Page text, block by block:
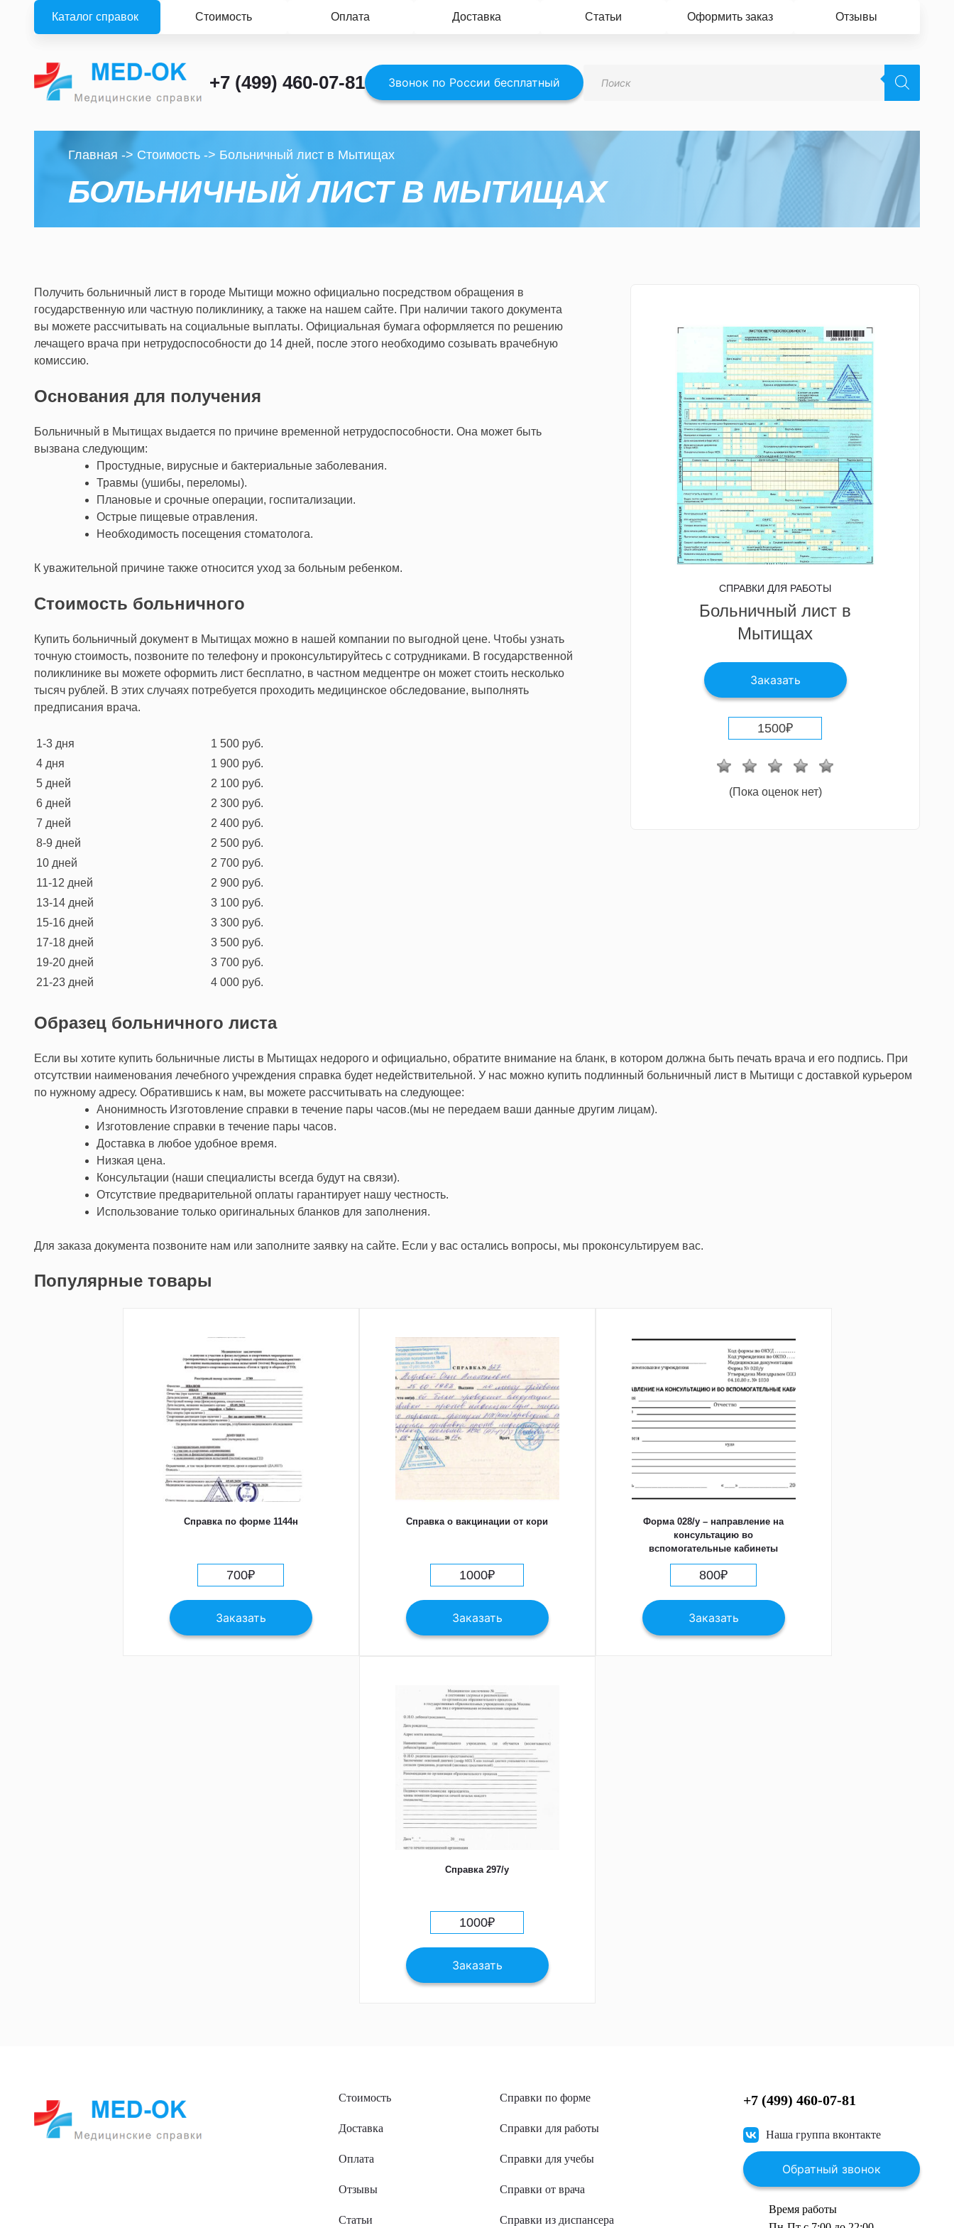
Каталог справок Стоимость Оплата Доставка Статьи Оформить заказ Отзывы
+7 (499) 460-07-81 Звонок по России бесплатный
товаров
Главная -> Стоимость -> Больничный лист в Мытищах
БОЛЬНИЧНЫЙ ЛИСТ В МЫТИЩАХ
СПРАВКИ ДЛЯ РАБОТЫ
Больничный лист в
Мытищах
Заказать
1500₽
(Пока оценок нет)
Получить больничный лист в городе Мытищи можно официально посредством обращения в
государственную или частную поликлинику, а также на нашем сайте. При наличии такого документа
вы можете рассчитывать на социальные выплаты. Официальная бумага оформляется по решению
лечащего врача при нетрудоспособности до 14 дней, после этого необходимо созывать врачебную
комиссию.
Основания для получения
Больничный в Мытищах выдается по причине временной нетрудоспособности. Она может быть
вызвана следующим:
Простудные, вирусные и бактериальные заболевания.
Травмы (ушибы, переломы).
Плановые и срочные операции, госпитализации.
Острые пищевые отравления.
Необходимость посещения стоматолога.
К уважительной причине также относится уход за больным ребенком.
Стоимость больничного
Купить больничный документ в Мытищах можно в нашей компании по выгодной цене. Чтобы узнать
точную стоимость, позвоните по телефону и проконсультируйтесь с сотрудниками. В государственной
поликлинике вы можете оформить лист бесплатно, в частном медцентре он может стоить несколько
тысяч рублей. В этих случаях потребуется проходить медицинское обследование, выполнять
предписания врача.
1-3 дня
1 500 руб.
4 дня
1 900 руб.
5 дней
2 100 руб.
6 дней
2 300 руб.
7 дней
2 400 руб.
8-9 дней
2 500 руб.
10 дней
2 700 руб.
11-12 дней
2 900 руб.
13-14 дней
3 100 руб.
15-16 дней
3 300 руб.
17-18 дней
3 500 руб.
19-20 дней
3 700 руб.
21-23 дней
4 000 руб.
Образец больничного листа
Если вы хотите купить больничные листы в Мытищах недорого и официально, обратите внимание на бланк, в котором должна быть печать врача и его подпись. При
отсутствии наименования лечебного учреждения справка будет недействительной. У нас можно купить подлинный больничный лист в Мытищи с доставкой курьером
по нужному адресу. Обратившись к нам, вы можете рассчитывать на следующее:
Анонимность Изготовление справки в течение пары часов.(мы не передаем ваши данные другим лицам).
Изготовление справки в течение пары часов.
Доставка в любое удобное время.
Низкая цена.
Консультации (наши специалисты всегда будут на связи).
Отсутствие предварительной оплаты гарантирует нашу честность.
Использование только оригинальных бланков для заполнения.
Для заказа документа позвоните нам или заполните заявку на сайте. Если у вас остались вопросы, мы проконсультируем вас.
Популярные товары
Справка по форме 1144н
700₽
Заказать
Справка о вакцинации от кори
1000₽
Заказать
Форма 028/у – направление на
консультацию во
вспомогательные кабинеты
800₽
Заказать
Справка 297/у
1000₽
Заказать
Стоимость
Доставка
Оплата
Отзывы
Статьи
Справки по форме
Справки для работы
Справки для учебы
Справки от врача
Справки из диспансера
+7 (499) 460-07-81
Наша группа вконтакте
Обратный звонок
Время работы